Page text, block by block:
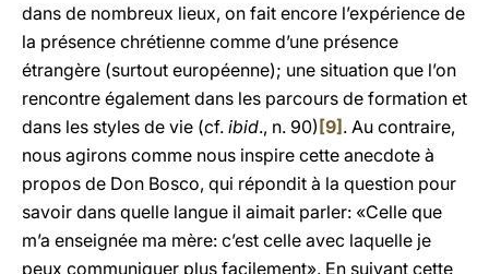
dans de nombreux lieux, on fait encore l’expérience de
la présence chrétienne comme d’une présence
étrangère (surtout européenne); une situation que l’on
rencontre également dans les parcours de formation et
dans les styles de vie (cf. ibid., n. 90) [9] . Au contraire,
nous agirons comme nous inspire cette anecdote à
propos de Don Bosco, qui répondit à la question pour
savoir dans quelle langue il aimait parler: «Celle que
m’a enseignée ma mère: c’est celle avec laquelle je
peux communiquer plus facilement». En suivant cette